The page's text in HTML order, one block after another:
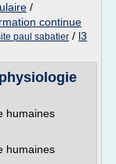
/
continue
paul sabatier / l3
humaines
humaines